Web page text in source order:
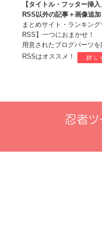
【タイトル・フッター挿
RSS以外の記事＋画像追加
まとめサイト・ランキン
RSS】一つにおまかせ！
用意されたブログパーツ
RSSはオススメ！